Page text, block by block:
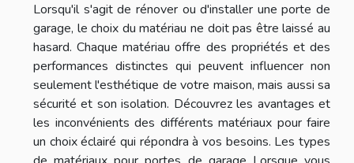
Lorsqu'il s'agit de rénover ou d'installer une porte de
garage, le choix du matériau ne doit pas être laissé au
hasard. Chaque matériau offre des propriétés et des
performances distinctes qui peuvent influencer non
seulement l'esthétique de votre maison, mais aussi sa
sécurité et son isolation. Découvrez les avantages et
les inconvénients des différents matériaux pour faire
un choix éclairé qui répondra à vos besoins. Les types